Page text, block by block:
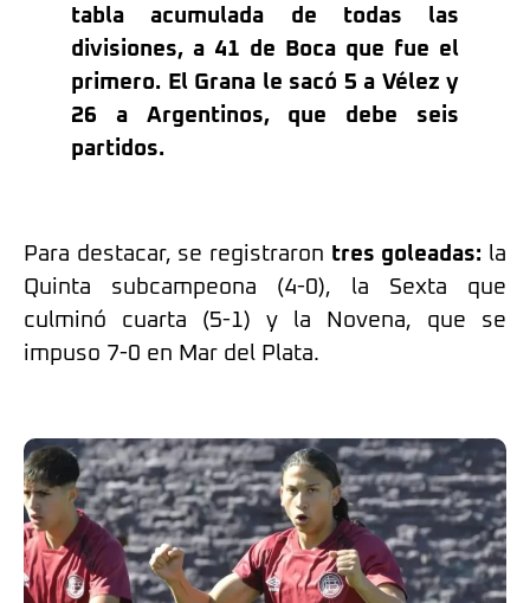
tabla acumulada de todas las
divisiones, a 41 de Boca que fue el
primero. El Grana le sacó 5 a Vélez y
26 a Argentinos, que debe seis
partidos.
Para destacar, se registraron tres goleadas: la
Quinta subcampeona (4-0), la Sexta que
culminó cuarta (5-1) y la Novena, que se
impuso 7-0 en Mar del Plata.